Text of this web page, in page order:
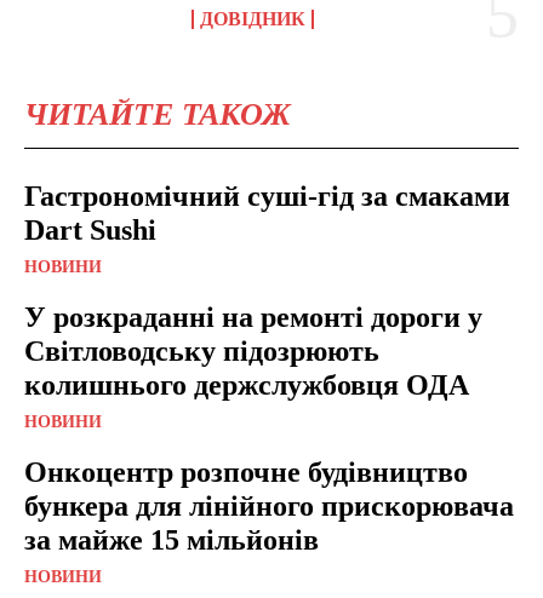
ДОВІДНИК
ЧИТАЙТЕ ТАКОЖ
Гастрономічний суші-гід за смаками
Dart Sushi
НОВИНИ
У розкраданні на ремонті дороги у
Світловодську підозрюють
колишнього держслужбовця ОДА
НОВИНИ
Онкоцентр розпочне будівництво
бункера для лінійного прискорювача
за майже 15 мільйонів
НОВИНИ